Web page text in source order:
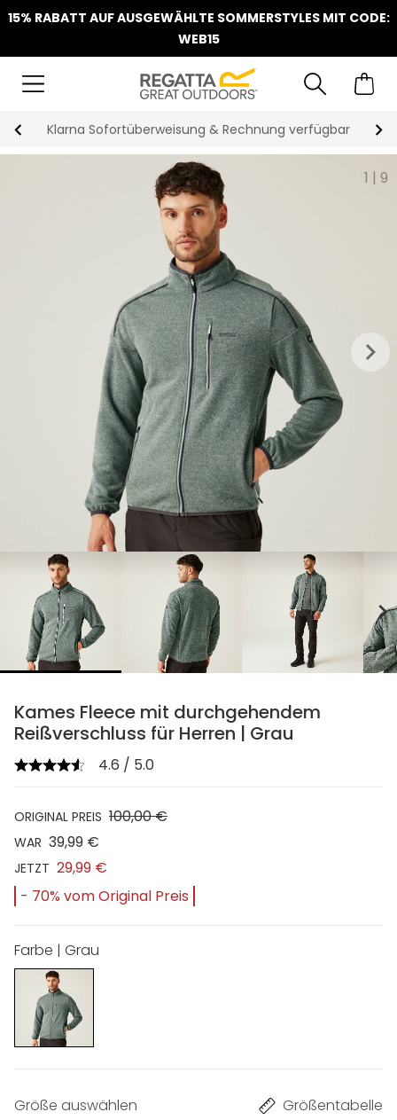
15% RABATT AUF AUSGEWÄHLTE SOMMERSTYLES MIT CODE:
WEB15
Klarna Sofortüberweisung & Rechnung verfügbar
1 | 9
keyboard_arrow_right
chevron_right
Kames Fleece mit durchgehendem
Reißverschluss für Herren | Grau
4.6 / 5.0
ORIGINAL PREIS 100,00 €
WAR 39,99 €
JETZT 29,99 €
- 70% vom Original Preis
Farbe | Grau
Größe auswählen Größentabelle